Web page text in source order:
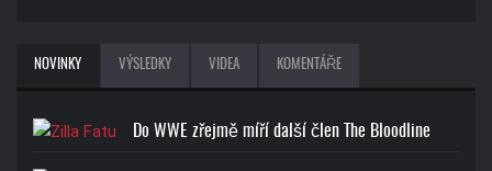
NOVINKY VÝSLEDKY VIDEA KOMENTÁŘE
Do WWE zřejmě míří další člen The Bloodline